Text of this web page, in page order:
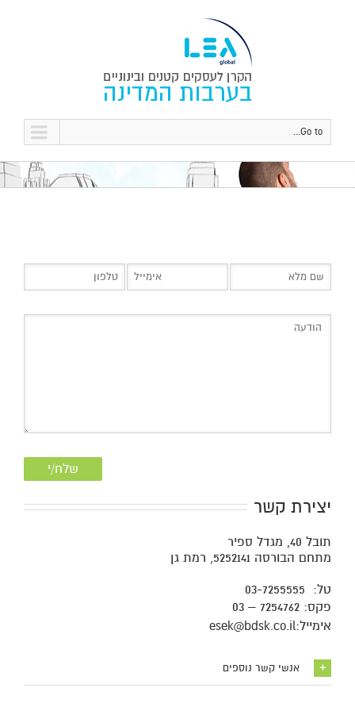
Go to...
יצירת קשר
תובל 40, מגדל ספיר
מתחם הבורסה 5252141, רמת גן
טל: 03-7255555
פקס: 7254762
–
03
אימייל:esek@bdsk.co.il
אנשי קשר נוספים